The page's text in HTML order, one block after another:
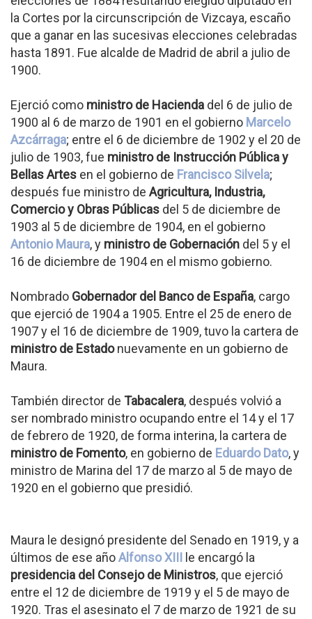
la Cortes por la circunscripción de Vizcaya, escaño
que a ganar en las sucesivas elecciones celebradas
hasta 1891. Fue alcalde de Madrid de abril a julio de
1900.
Ejerció como ministro de Hacienda del 6 de julio de
1900 al 6 de marzo de 1901 en el gobierno Marcelo
Azcárraga; entre el 6 de diciembre de 1902 y el 20 de
julio de 1903, fue ministro de Instrucción Pública y
Bellas Artes en el gobierno de Francisco Silvela;
después fue ministro de Agricultura, Industria,
Comercio y Obras Públicas del 5 de diciembre de
1903 al 5 de diciembre de 1904, en el gobierno
Antonio Maura, y ministro de Gobernación del 5 y el
16 de diciembre de 1904 en el mismo gobierno.
Nombrado Gobernador del Banco de España, cargo
que ejerció de 1904 a 1905. Entre el 25 de enero de
1907 y el 16 de diciembre de 1909, tuvo la cartera de
ministro de Estadonuevamente en un gobierno de
Maura.
También director de Tabacalera, después volvió a
ser nombrado ministro ocupando entre el 14 y el 17
de febrero de 1920, de forma interina, la cartera de
ministro de Fomento, en gobierno de Eduardo Dato, y
ministro de Marina del 17 de marzo al 5 de mayo de
1920 en el gobierno que presidió.
Maura le designó presidente del Senado en 1919, y a
últimos de ese añoAlfonso XIII le encargó la
presidencia del Consejo de Ministros, que ejerció
entre el 12 de diciembre de 1919 y el 5 de mayo de
1920. Tras el asesinato el 7 de marzo de 1921 de su